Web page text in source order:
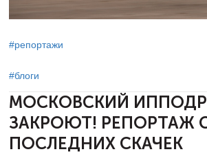
#репортажи
#блоги
МОСКОВСКИЙ
ЗАКРОЮТ! РЕПОРТАЖ
ПОСЛЕДНИХ СКАЧЕК